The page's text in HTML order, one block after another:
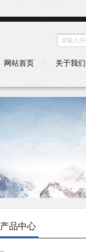
网站首页 关于我们
产品中心